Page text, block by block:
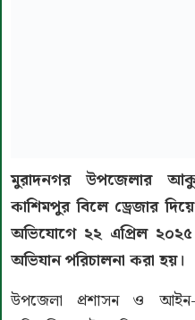
মুরাদনগর উপজেলার
কাশিমপুর বিলে ড্রেজার
অভিযোগে ২২ এপ্রিল
অভিযান পরিচালনা করা হয়।
উপজেলা প্রশাসন ও আইন-